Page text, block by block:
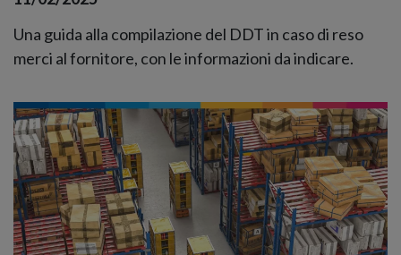
Una guida alla compilazione del DDT in caso di reso
merci al fornitore, con le informazioni da indicare.